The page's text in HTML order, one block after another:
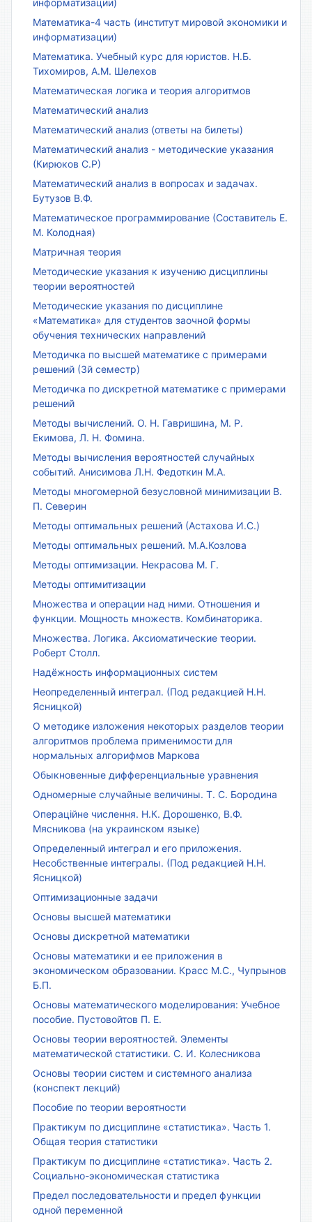
информатизации)
Математика-4 часть (институт мировой экономики и
информатизации)
Математика. Учебный курс для юристов. Н.Б.
Тихомиров, А.М. Шелехов
Математическая логика и теория алгоритмов
Математический анализ
Математический анализ (ответы на билеты)
Математический анализ - методические указания
(Кирюков С.Р)
Математический анализ в вопросах и задачах.
Бутузов В.Ф.
Математическое программирование (Составитель Е.
М. Колодная)
Матричная теория
Методические указания к изучению дисциплины
теории вероятностей
Методические указания по дисциплине
«Математика» для студентов заочной формы
обучения технических направлений
Методичка по высшей математике с примерами
решений (3й семестр)
Методичка по дискретной математике с примерами
решений
Методы вычислений. О. Н. Гавришина, М. Р.
Екимова, Л. Н. Фомина.
Методы вычисления вероятностей случайных
событий. Анисимова Л.Н. Федоткин М.А.
Методы многомерной безусловной минимизации В.
П. Северин
Методы оптимальных решений (Астахова И.С.)
Методы оптимальных решений. М.А.Козлова
Методы оптимизации. Некрасова М. Г.
Методы оптимитизации
Множества и операции над ними. Отношения и
функции. Мощность множеств. Комбинаторика.
Множества. Логика. Аксиоматические теории.
Роберт Столл.
Надёжность информационных систем
Неопределенный интеграл. (Под редакцией Н.Н.
Ясницкой)
О методике изложения некоторых разделов теории
алгоритмов проблема применимости для
нормальных алгорифмов Маркова
Обыкновенные дифференциальные уравнения
Одномерные случайные величины. Т. С. Бородина
Операційне числення. Н.К. Дорошенко, В.Ф.
Мясникова (на украинском языке)
Определенный интеграл и его приложения.
Несобственные интегралы. (Под редакцией Н.Н.
Ясницкой)
Оптимизационные задачи
Основы высшей математики
Основы дискретной математики
Основы математики и ее приложения в
экономическом образовании. Красс М.С., Чупрынов
Б.П.
Основы математического моделирования: Учебное
пособие. Пустовойтов П. Е.
Основы теории вероятностей. Элементы
математической статистики. С. И. Колесникова
Основы теории систем и системного анализа
(конспект лекций)
Пособие по теории вероятности
Практикум по дисциплине «статистика». Часть 1.
Общая теория статистики
Практикум по дисциплине «статистика». Часть 2.
Социально-экономическая статистика
Предел последовательности и предел функции
одной переменной